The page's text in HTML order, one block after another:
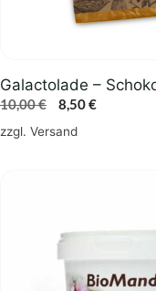
Galactolade –
10,00€
Ursprünglicher
Preis
8,50€Aktueller
zzgl. Versand